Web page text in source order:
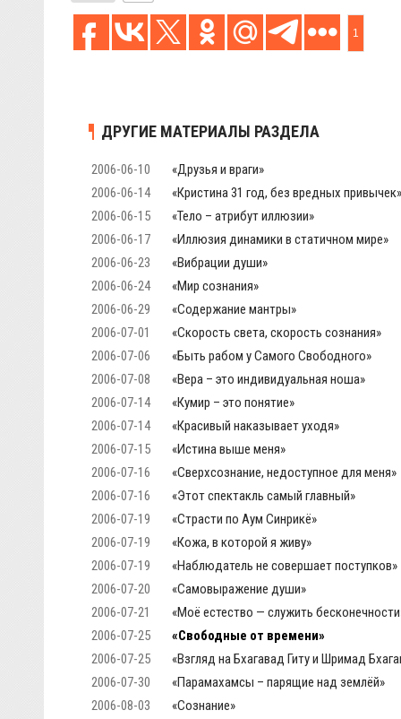
1
ДРУГИЕ МАТЕРИАЛЫ РАЗДЕЛА
2006-06-10
«Друзья и враги»
2006-06-14
«Кристина 31 год, без вредных привычек»
2006-06-15
«Тело – атрибут иллюзии»
2006-06-17
«Иллюзия динамики в статичном мире»
2006-06-23
«Вибрации души»
2006-06-24
«Мир сознания»
2006-06-29
«Содержание мантры»
2006-07-01
«Скорость света, скорость сознания»
2006-07-06
«Быть рабом у Самого Свободного»
2006-07-08
«Вера – это индивидуальная ноша»
2006-07-14
«Кумир – это понятие»
2006-07-14
«Красивый наказывает уходя»
2006-07-15
«Истина выше меня»
2006-07-16
«Сверхсознание, недоступное для меня»
2006-07-16
«Этот спектакль самый главный»
2006-07-19
«Страсти по Аум Синрикё»
2006-07-19
«Кожа, в которой я живу»
2006-07-19
«Наблюдатель не совершает поступков»
2006-07-20
«Самовыражение души»
2006-07-21
«Моё естество — служить
2006-07-25
«Свободные от времени»
2006-07-25
«Взгляд на Бхагавад Гиту и Шримад
2006-07-30
«Парамахамсы – парящие над землёй»
2006-08-03
«Сознание»